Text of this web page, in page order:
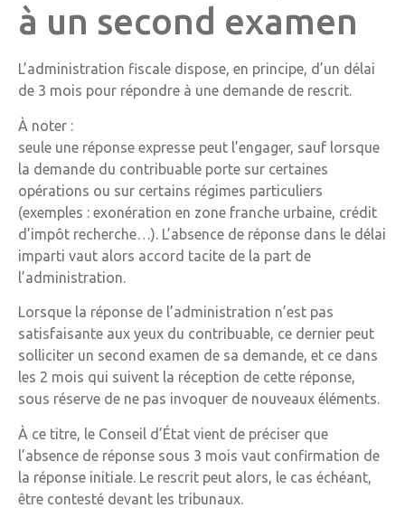
à un second examen
L’administration fiscale dispose, en principe, d’un délai
de 3 mois pour répondre à une demande de rescrit.
À noter :
seule une réponse expresse peut l’engager, sauf lorsque
la demande du contribuable porte sur certaines
opérations ou sur certains régimes particuliers
(exemples : exonération en zone franche urbaine, crédit
d’impôt recherche…). L’absence de réponse dans le délai
imparti vaut alors accord tacite de la part de
l’administration.
Lorsque la réponse de l’administration n’est pas
satisfaisante aux yeux du contribuable, ce dernier peut
solliciter un second examen de sa demande, et ce dans
les 2 mois qui suivent la réception de cette réponse,
sous réserve de ne pas invoquer de nouveaux éléments.
À ce titre, le Conseil d’État vient de préciser que
l’absence de réponse sous 3 mois vaut confirmation de
la réponse initiale. Le rescrit peut alors, le cas échéant,
être contesté devant les tribunaux.